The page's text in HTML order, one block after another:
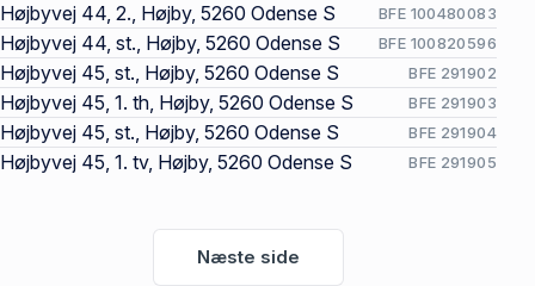
Højbyvej 44, 2., Højby, 5260 Odense S BFE 100480083
Højbyvej 44, st., Højby, 5260 Odense S BFE 100820596
Højbyvej 45, st., Højby, 5260 Odense S BFE 291902
Højbyvej 45, 1. th, Højby, 5260 Odense S BFE 291903
Højbyvej 45, st., Højby, 5260 Odense S BFE 291904
Højbyvej 45, 1. tv, Højby, 5260 Odense S BFE 291905
Næste side